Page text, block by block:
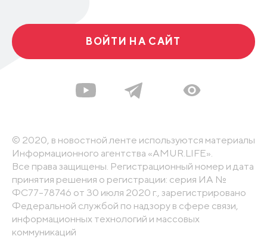
ВОЙТИ НА САЙТ
© 2020, в новостной ленте используются материалы
Информационного агентства «AMUR.LIFE».
Все права защищены. Регистрационный номер и дата
принятия решения о регистрации: серия ИА №
ФС77-78746 от 30 июля 2020 г., зарегистрировано
Федеральной службой по надзору в сфере связи,
информационных технологий и массовых
коммуникаций